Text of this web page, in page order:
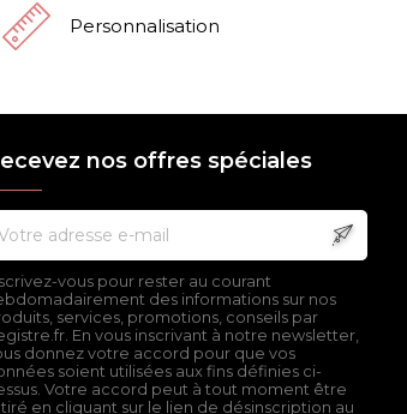
Personnalisation
nos offres spéciales
vous pour rester au courant
des informations sur nos
services, promotions, conseils par
En vous inscrivant à notre newsletter,
donnez votre accord pour que vos
soient utilisées aux fins définies ci-
Votre accord peut à tout moment être
en cliquant sur le lien de désinscription au